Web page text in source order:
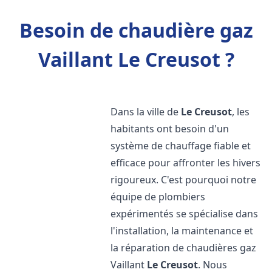
Besoin de chaudière gaz
Vaillant Le Creusot ?
Dans la ville de Le Creusot, les
habitants ont besoin d'un
système de chauffage fiable et
efficace pour affronter les hivers
rigoureux. C'est pourquoi notre
équipe de plombiers
expérimentés se spécialise dans
l'installation, la maintenance et
la réparation de chaudières gaz
Vaillant Le Creusot. Nous